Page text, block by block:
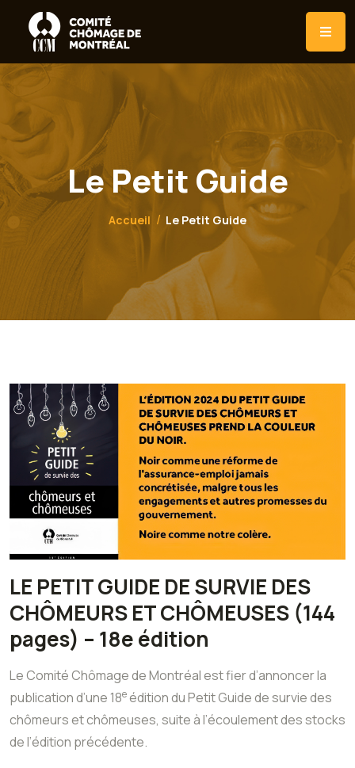
Le Petit Guide
Accueil Le Petit Guide
LE PETIT GUIDE DE SURVIE DES
CHÔMEURS ET CHÔMEUSES (144
pages) – 18e édition
Le Comité Chômage de Montréal est fier d’annoncer la
publication d’une 18eédition du Petit Guide de survie des
chômeurs et chômeuses, suite à l’écoulement des stocks
de l’édition précédente.